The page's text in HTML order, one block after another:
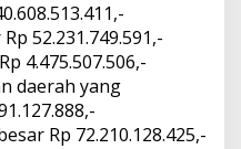
52.231.749.591,-
4.475.507.506,-
daerah yang
Rp 72.210.128.425,-